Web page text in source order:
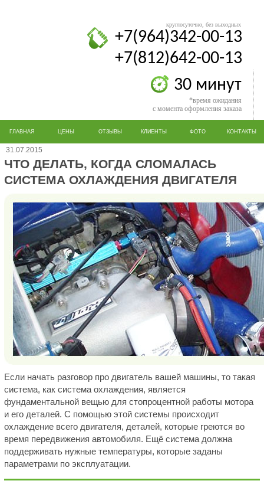
круглосуточно, без выходных
+7(964)342-00-13
+7(812)642-00-13
30 минут
*время ожидания
с момента оформления заказа
ГЛАВНАЯ ЦЕНЫ ОТЗЫВЫ КЛИЕНТЫ ФОТО КОНТАКТЫ
31.07.2015
ЧТО ДЕЛАТЬ, КОГДА СЛОМАЛАСЬ
СИСТЕМА ОХЛАЖДЕНИЯ ДВИГАТЕЛЯ
Если начать разговор про двигатель вашей машины, то такая
система, как система охлаждения, является
фундаментальной вещью для стопроцентной работы мотора
и его деталей. С помощью этой системы происходит
охлаждение всего двигателя, деталей, которые греются во
время передвижения автомобиля. Ещё система должна
поддерживать нужные температуры, которые заданы
параметрами по эксплуатации.